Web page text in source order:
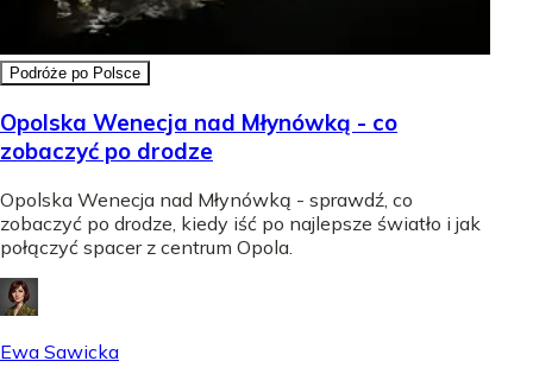
Podróże po Polsce
Opolska Wenecja nad Młynówką - co
zobaczyć po drodze
Opolska Wenecja nad Młynówką - sprawdź, co
zobaczyć po drodze, kiedy iść po najlepsze światło i jak
połączyć spacer z centrum Opola.
Ewa Sawicka